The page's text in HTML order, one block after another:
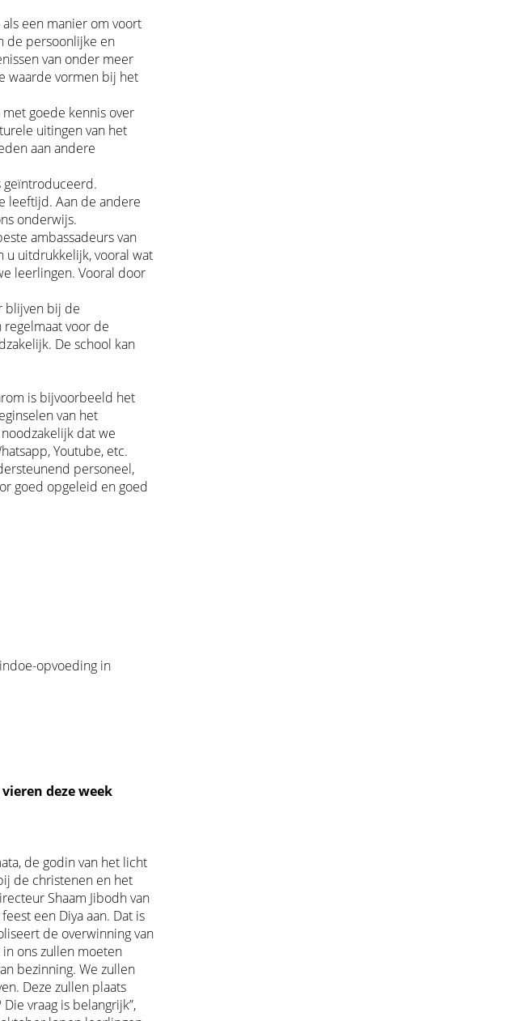
een manier om voort
de persoonlijke en
van onder meer
waarde vormen bij het
goede kennis over
uitingen van het
aan andere
geïntroduceerd.
leeftijd. Aan de andere
onderwijs.
ambassadeurs van
u uitdrukkelijk, vooral wat
leerlingen. Vooral door
blijven bij de
voor de
De school kan
is bijvoorbeeld het
van het
dat we
Youtube, etc.
personeel,
goed opgeleid en goed
opvoeding in
deze week
de godin van het licht
de christenen en het
Shaam Jibodh van
een Diya aan. Dat is
de overwinning van
ons zullen moeten
bezinning. We zullen
Deze zullen plaats
vraag is belangrijk”,